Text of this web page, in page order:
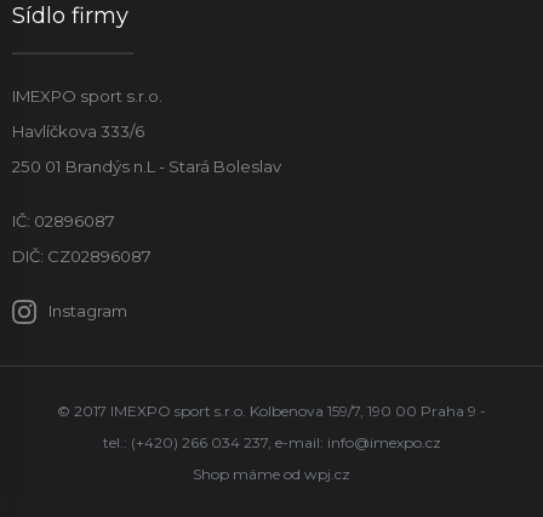
Sídlo firmy
IMEXPO sport s.r.o.
Havlíčkova 333/6
250 01 Brandýs n.L - Stará Boleslav
IČ: 02896087
DIČ: CZ02896087
Instagram
© 2017 IMEXPO sport s.r.o. Kolbenova 159/7, 190 00 Praha 9 -
tel.: (+420) 266 034 237, e-mail: info@imexpo.cz
Shop máme od wpj.cz